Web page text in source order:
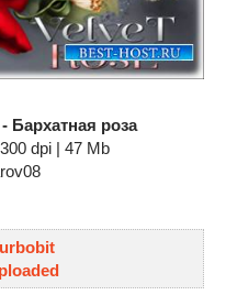
роза
dpi | 47 Mb